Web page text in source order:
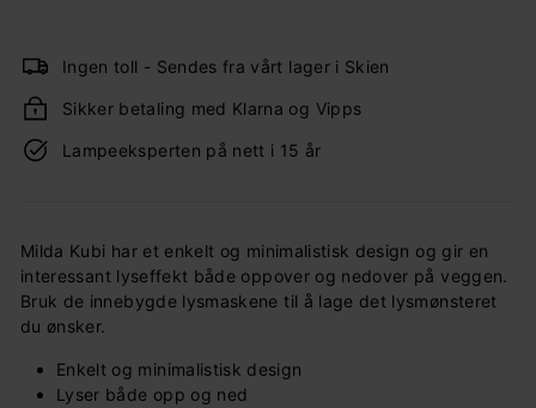
Ingen toll - Sendes fra vårt lager i Skien
Sikker betaling med Klarna og Vipps
Lampeeksperten på nett i 15 år
Milda Kubi har et enkelt og minimalistisk design og gir en
interessant lyseffekt både oppover og nedover på veggen.
Bruk de innebygde lysmaskene til å lage det lysmønsteret
du ønsker.
Enkelt og minimalistisk design
Lyser både opp og ned